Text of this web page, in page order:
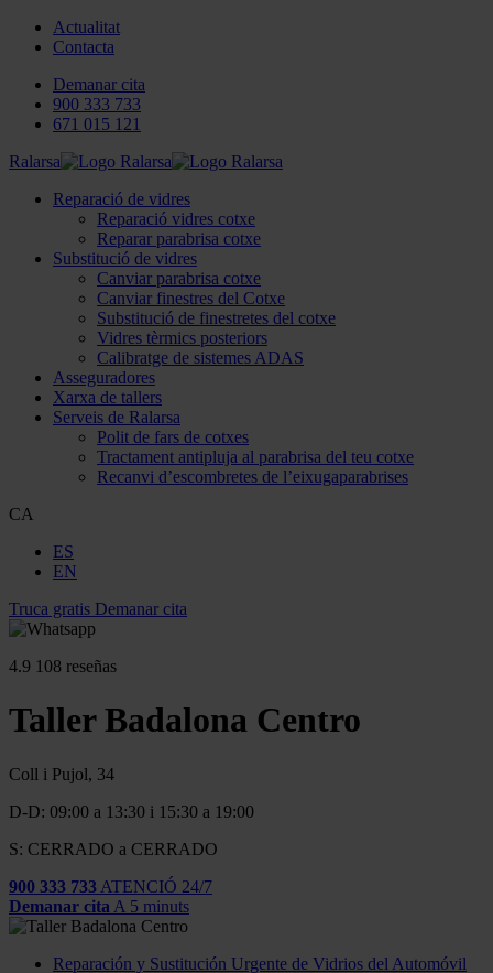
Actualitat
Contacta
Demanar cita
900 333 733
671 015 121
Ralarsa
Reparació de vidres
Reparació vidres cotxe
Reparar parabrisa cotxe
Substitució de vidres
Canviar parabrisa cotxe
Canviar finestres del Cotxe
Substitució de finestretes del cotxe
Vidres tèrmics posteriors
Calibratge de sistemes ADAS
Asseguradores
Xarxa de tallers
Serveis de Ralarsa
Polit de fars de cotxes
Tractament antipluja al parabrisa del teu cotxe
Recanvi d’escombretes de l’eixugaparabrises
CA
ES
EN
Truca gratis Demanar cita
4.9 108 reseñas
Taller Badalona Centro
Coll i Pujol, 34
D-D: 09:00 a 13:30 i 15:30 a 19:00
S: CERRADO a CERRADO
900 333 733 ATENCIÓ 24/7
Demanar cita A 5 minuts
Reparación y Sustitución Urgente de Vidrios del Automóvil